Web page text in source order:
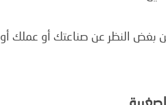
بغض النظر عن صناعتك أو عملك أو